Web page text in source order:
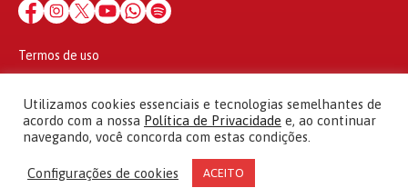
Termos de uso
© 2010 - 2026
Partido dos Trabalhadores Todos os direitos reservados
Utilizamos cookies essenciais e tecnologias semelhantes de
acordo com a nossa Política de Privacidade e, ao continuar
navegando, você concorda com estas condições.
Configurações de cookies ACEITO